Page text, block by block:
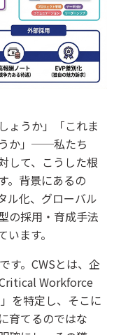
ょうか」「これま
か」──私たち
して、こうした根
。背景にあるの
ル化、グローバル
の採用・育成手法
ます。
す。CWSとは、企
Workforce
を特定し、そこに
育てるのではな